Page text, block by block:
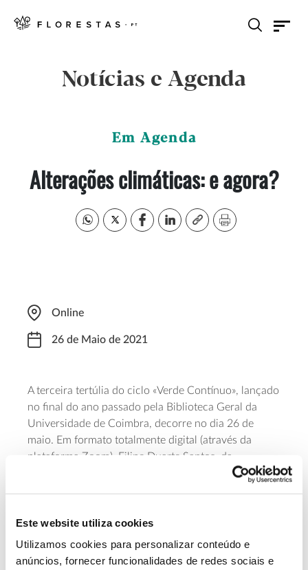
Este website utiliza cookies
Utilizamos cookies para personalizar conteúdo e
anúncios, fornecer funcionalidades de redes sociais e
Notícias e Agenda
Em Agenda
Alterações climáticas: e agora?
Online
26 de Maio de 2021
A terceira tertúlia do ciclo «Verde Contínuo», lançado
no final do ano passado pela Biblioteca Geral da
Universidade de Coimbra, decorre no dia 26 de
maio. Em formato totalmente digital (através da
plataforma Zoom), Filipe Duarte Santos, da
Universidade de Lisboa, é o convidado para falar do
Os interessados deverão preencher o
Saiba mais sobre esta tertúlia